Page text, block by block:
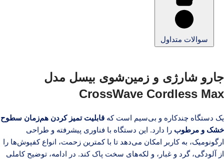
سوالات متداول
جارو شارژی و زمین‌شوی بیسل مدل
CrossWave Cordless Max
یک دستگاه چندکاره و بی‌سیم است که قابلیت تمیز کردن هم‌زمان سطوح
خشک و مرطوب را دارد. این دستگاه با فناوری پیشرفته و طراحی
ارگونومیک، به کاربر امکان می‌دهد تا با کمترین زحمت، انواع کفپوش‌ها را
از آلودگی، گرد و غبار، و لکه‌های سخت پاک کند. در ادامه، توضیح کاملی